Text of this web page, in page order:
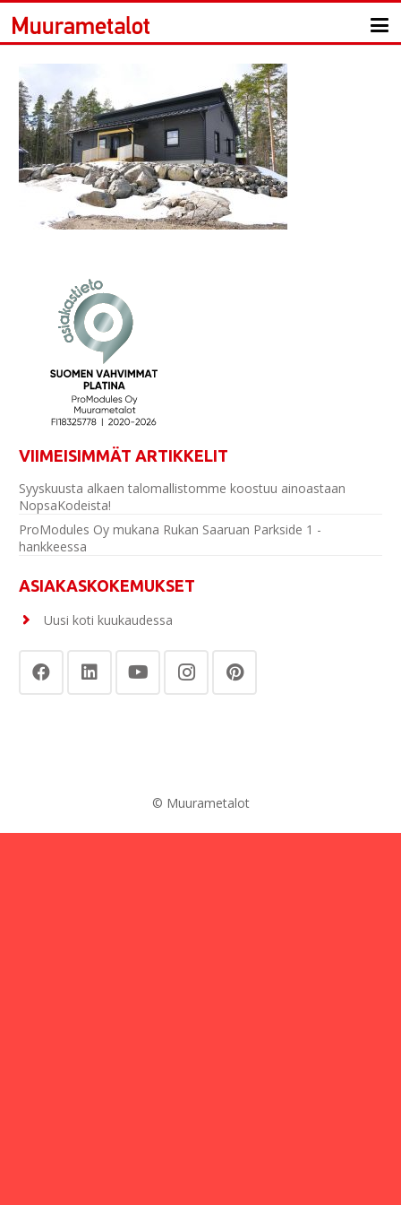
VIIMEISIMMÄT ARTIKKELIT
Syyskuusta alkaen talomallistomme koostuu ainoastaan
NopsaKodeista!
ProModules Oy mukana Rukan Saaruan Parkside 1 -
hankkeessa
ASIAKASKOKEMUKSET
Uusi koti kuukaudessa
© Muurametalot